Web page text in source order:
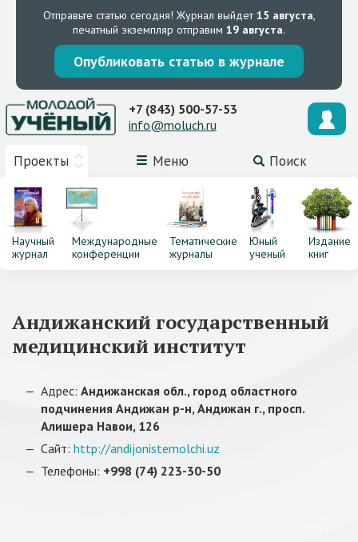
Отправьте статью сегодня! Журнал выйдет15 августа,
печатный экземпляр отправим 19 августа.
Опубликовать статью в журнале
Проекты Меню Поиск
+7 (843) 500-57-53
info@moluch.ru
Научный
журнал
Международные
конференции
Тематические
журналы
Юный
ученый
Издание
книг
Андижанский государственный
медицинский институт
Адрес: Андижанская обл., город областного
подчинения Андижан р-н, Андижан г., просп.
Алишера Навои, 126
Сайт: http://andijonistemolchi.uz
Телефоны: +998 (74) 223-30-50